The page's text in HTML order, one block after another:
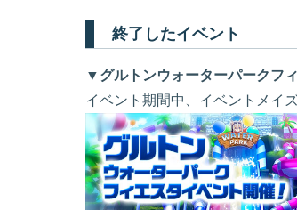
終了したイベント
▼グルトンウォーターパークフ
イベント期間中、イベントメイ